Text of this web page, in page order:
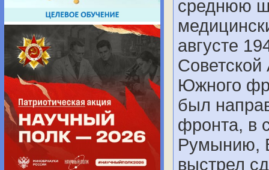
среднюю
августе
Южного
был
фронта, в
Румынию,
выстрел